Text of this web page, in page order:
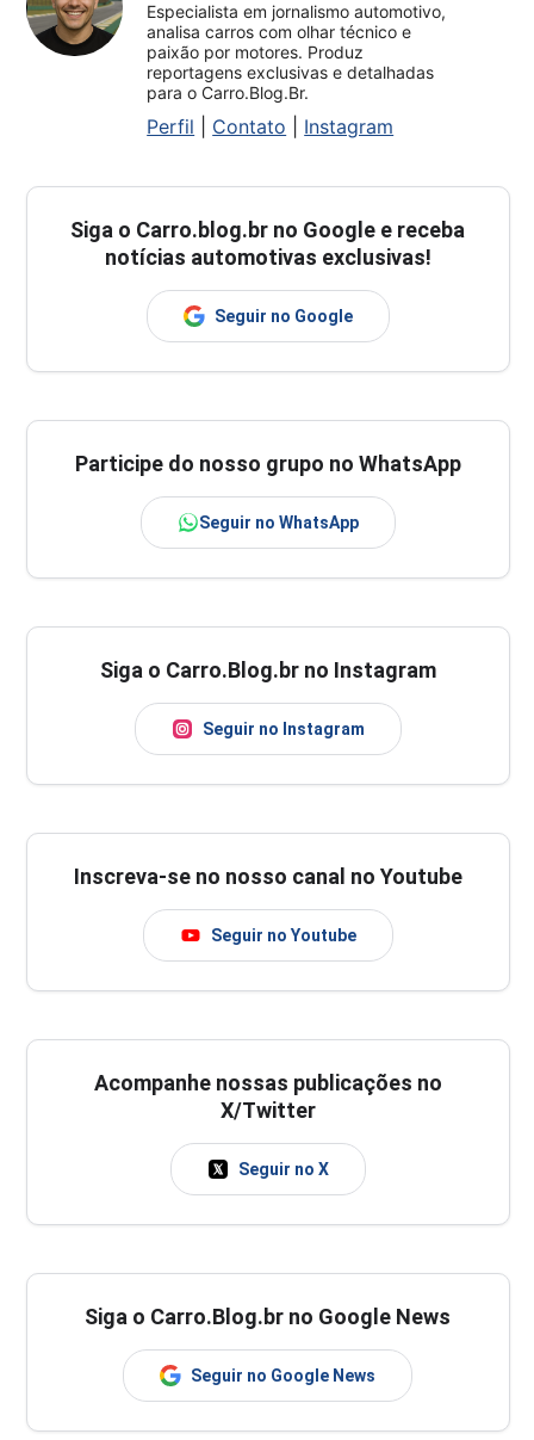
Especialista em jornalismo automotivo,
analisa carros com olhar técnico e
paixão por motores. Produz
reportagens exclusivas e detalhadas
para o Carro.Blog.Br.
Perfil Contato Instagram
Siga o Carro.blog.br no Google e receba
notícias automotivas exclusivas!
Seguir no Google
Participe do nosso grupo no WhatsApp
Seguir no WhatsApp
Siga o Carro.Blog.br no Instagram
Seguir no Instagram
Inscreva-se no nosso canal no Youtube
Seguir no Youtube
Acompanhe nossas publicações no
X/Twitter
Seguir no X
Siga o Carro.Blog.br no Google News
Seguir no Google News